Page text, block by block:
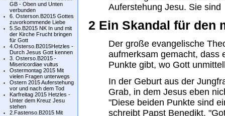
GB - Oben und Unten
verbunden
6. Osterson.B2015 Gottes
zuvorkommende Liebe
5.So.B2015 NK In und mit
der Kirche Frucht bringen
für Gott
4.Osterso.B2015Hetzles -
Durch Jesus Gott kennen
3. Osterso.B2015 -
Misericordiae vultus
Ostermontag 2015 Mit
vielen Fragen unterwegs
Ostern 2015 Auferstehung
vor und nach dem Tod
Karfreitag 2015 Hetzles -
Unter dem Kreuz Jesu
stehen
2.Fastenso.B2015 Mit
Auferstehung Jesu. Sie sind
2 Ein Skandal für den
Der große evangelische
aufmerksam gemacht, dass
Punkte gibt, wo Gott
In der Geburt aus der
Grab, in dem Jesus eben
"Diese beiden Punkte sind
schreibt Papst Benedikt.